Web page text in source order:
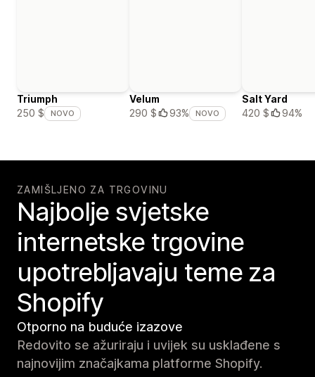
Triumph
250 $
NOVO
Velum
290 $
93% NOVO
Salt Yard
420 $
94%
ZAMIŠLJENO ZA TRGOVINU
Najbolje svjetske
internetske trgovine
upotrebljavaju teme za
Shopify
Otporno na buduće izazove
Redovito se ažuriraju i uvijek su usklađene s
najnovijim značajkama platforme Shopify.